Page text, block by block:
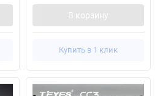
В корзину
Купить в 1 клик